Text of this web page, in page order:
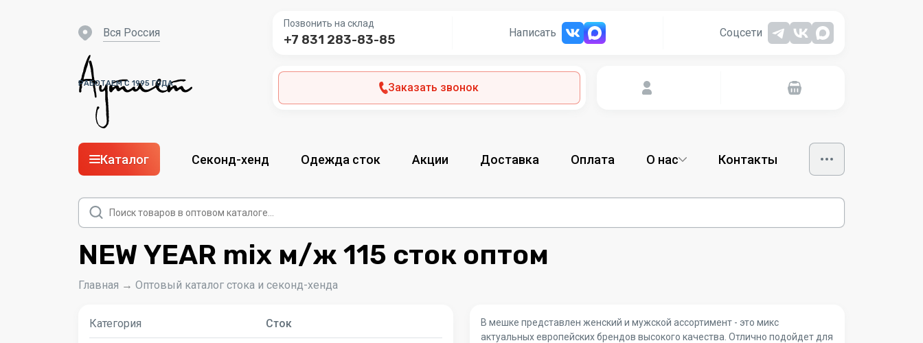
РАБОТАЕМ С 1995 ГОДА
вся Россия
Позвонить на склад
+7 831 283-83-85 Написать Соцсети
Заказать звонок
Каталог Секонд-хенд Одежда сток Акции Доставка Оплата О нас Контакты
Поиск
товаров
NEW YEAR mix м/ж 115 сток оптом
Главная → Оптовый каталог стока и секонд-хенда
Категория Сток
В мешке представлен женский и мужской ассортимент - это микс
актуальных европейских брендов высокого качества. Отлично подойдет для